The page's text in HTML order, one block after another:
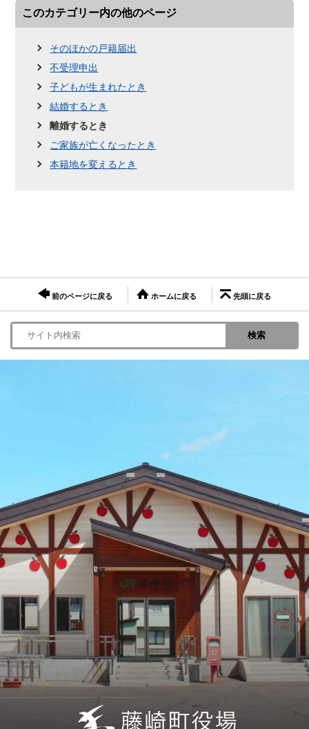
このカテゴリー内の他のページ
そのほかの戸籍届出
不受理申出
子どもが生まれたとき
結婚するとき
離婚するとき
ご家族が亡くなったとき
本籍地を変えるとき
前のページに戻る ホームに戻る 先頭に戻る